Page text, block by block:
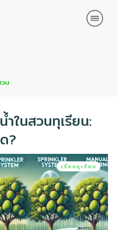
วน
ำในสวนทุเรียน:
?
เรื่องทุเรียน